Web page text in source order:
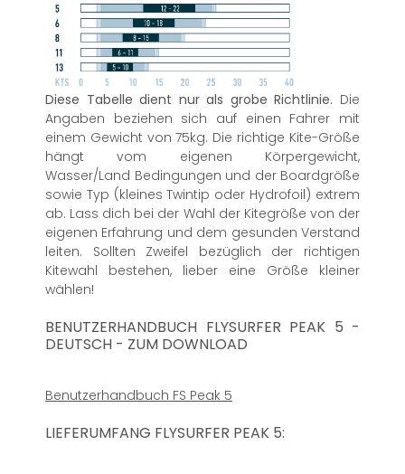
Diese Tabelle dient nur als grobe Richtlinie. Die
Angaben beziehen sich auf einen Fahrer mit
einem Gewicht von 75kg. Die richtige Kite-Größe
hängt vom eigenen Körpergewicht,
Wasser/Land Bedingungen und der Boardgröße
sowie Typ (kleines Twintip oder Hydrofoil) extrem
ab. Lass dich bei der Wahl der Kitegröße von der
eigenen Erfahrung und dem gesunden Verstand
leiten. Sollten Zweifel bezüglich der richtigen
Kitewahl bestehen, lieber eine Größe kleiner
wählen!
BENUTZERHANDBUCH FLYSURFER PEAK 5 -
DEUTSCH - ZUM DOWNLOAD
Benutzerhandbuch FS Peak 5
LIEFERUMFANG FLYSURFER PEAK 5: